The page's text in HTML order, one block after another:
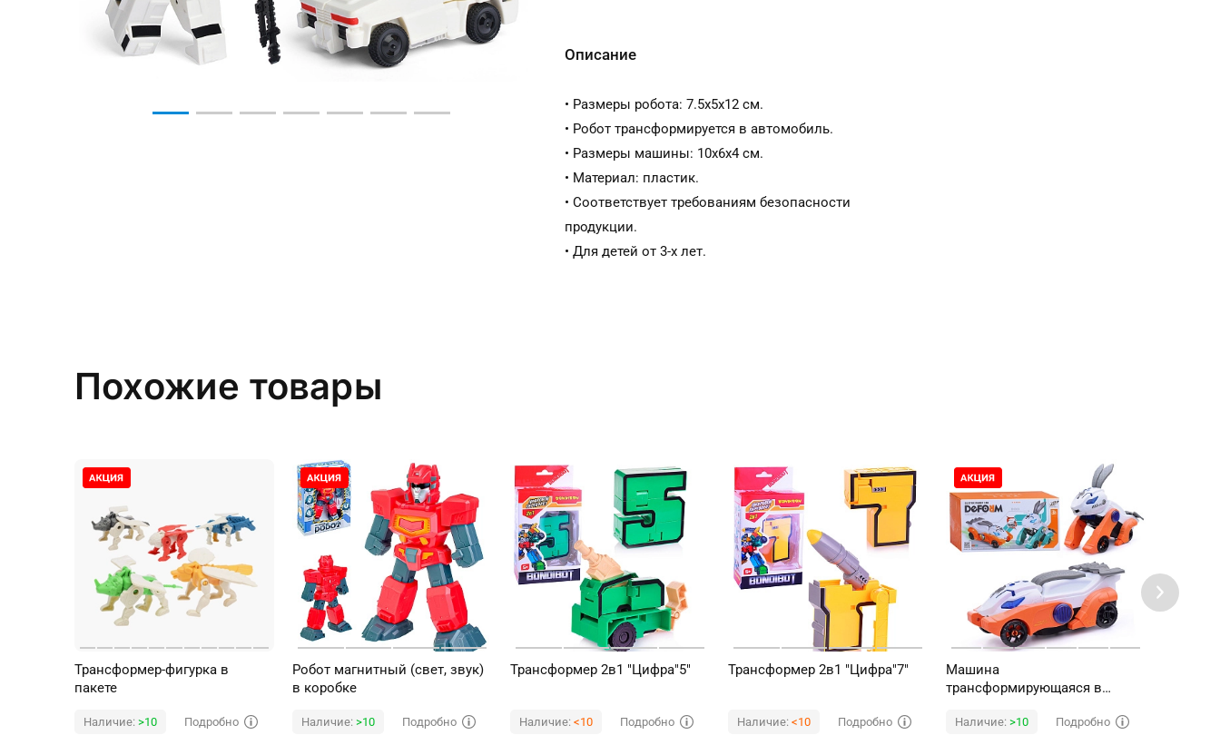
Описание
• Размеры робота: 7.5х5х12 см.
• Робот трансформируется в автомобиль.
• Размеры машины: 10х6х4 см.
• Материал: пластик.
• Соответствует требованиям безопасности
продукции.
• Для детей от 3-х лет.
Похожие товары
Трансформер-фигурка в
пакете
Наличие: >10 Подробно
Робот магнитный (свет, звук)
в коробке
Наличие: >10 Подробно
Трансформер 2в1 "Цифра"5"
Наличие: <10 Подробно
Трансформер 2в1 "Цифра"7"
Наличие: <10 Подробно
Машина
трансформирующаяся в
Наличие: >10 Подробно